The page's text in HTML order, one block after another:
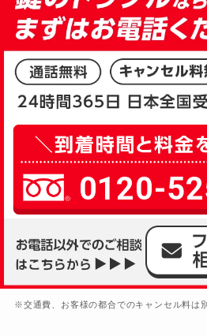
0120-
※交通費、お客様の都合でのキャンセル料は